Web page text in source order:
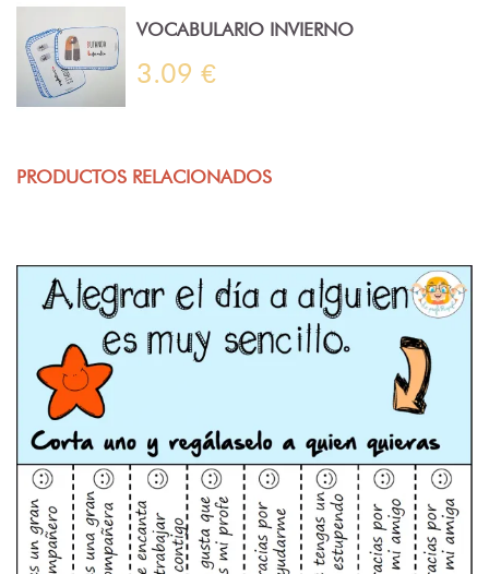
VOCABULARIO INVIERNO
3.09 €
PRODUCTOS RELACIONADOS